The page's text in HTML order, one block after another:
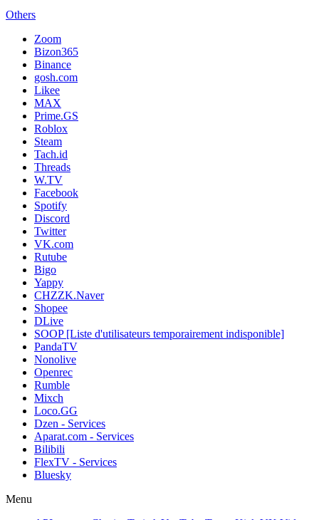
Others
Zoom
Bizon365
Binance
gosh.com
Likee
MAX
Prime.GS
Roblox
Steam
Tach.id
Threads
W.TV
Facebook
Spotify
Discord
Twitter
VK.com
Rutube
Bigo
Yappy
CHZZK.Naver
Shopee
DLive
SOOP [Liste d'utilisateurs temporairement indisponible]
PandaTV
Nonolive
Openrec
Rumble
Mixch
Loco.GG
Dzen - Services
Aparat.com - Services
Bilibili
FlexTV - Services
Bluesky
Menu